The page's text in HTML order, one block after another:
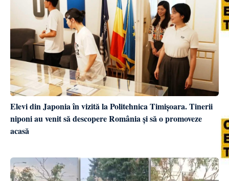
Elevi din Japonia în vizită la Politehnica Timișoara. Tinerii
niponi au venit să descopere România și să o promoveze
acasă